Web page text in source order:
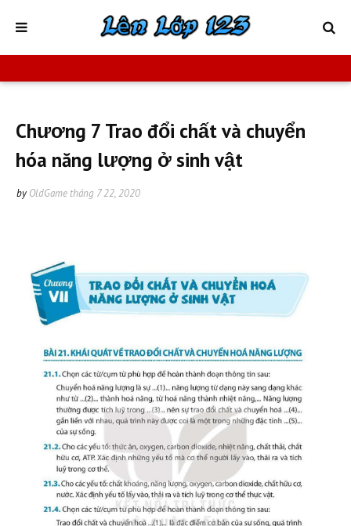
Chương 7 Trao đổi chất và chuyển
hóa năng lượng ở sinh vật
by OldGame tháng 7 22, 2020